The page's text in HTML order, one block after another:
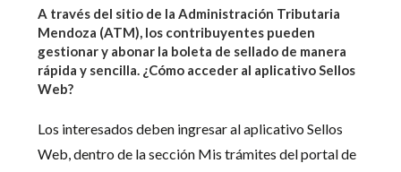
A través del sitio de la Administración Tributaria
Mendoza (ATM), los contribuyentes pueden
gestionar y abonar la boleta de sellado de manera
rápida y sencilla. ¿Cómo acceder al aplicativo Sellos
Web?
Los interesados deben ingresar al aplicativo Sellos
Web, dentro de la sección Mis trámites del portal de